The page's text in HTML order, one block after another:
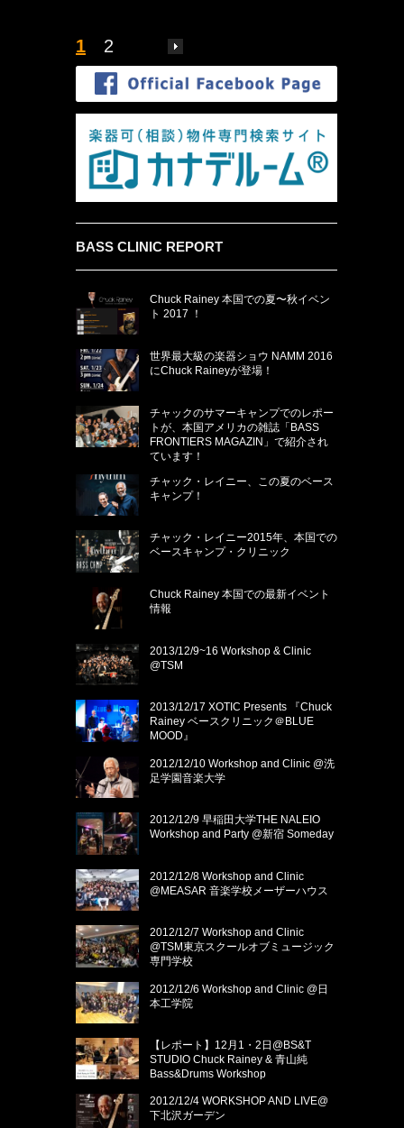
1 2
BASS CLINIC REPORT
Chuck Rainey 本国での夏〜秋イベン
ト 2017 ！
世界最大級の楽器ショウ NAMM 2016
にChuck Raineyが登場！
チャックのサマーキャンプでのレポー
トが、本国アメリカの雑誌「BASS
FRONTIERS MAGAZIN」で紹介され
ています！
チャック・レイニー、この夏のベース
キャンプ！
チャック・レイニー2015年、本国での
ベースキャンプ・クリニック
Chuck Rainey 本国での最新イベント
情報
2013/12/9~16 Workshop & Clinic
@TSM
2013/12/17 XOTIC Presents 『Chuck
Rainey ベースクリニック＠BLUE
MOOD』
2012/12/10 Workshop and Clinic @洗
足学園音楽大学
2012/12/9 早稲田大学THE NALEIO
Workshop and Party @新宿 Someday
2012/12/8 Workshop and Clinic
@MEASAR 音楽学校メーザーハウス
2012/12/7 Workshop and Clinic
@TSM東京スクールオブミュージック
専門学校
2012/12/6 Workshop and Clinic @日
本工学院
【レポート】12月1・2日@BS&T
STUDIO Chuck Rainey & 青山純
Bass&Drums Workshop
2012/12/4 WORKSHOP AND LIVE@
下北沢ガーデン